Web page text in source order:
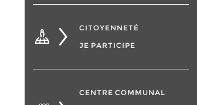
CITOYENNETÉ
JE PARTICIPE
CENTRE COMMUNAL